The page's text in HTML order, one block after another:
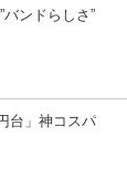
ンドらしさ”
台」神コスパ